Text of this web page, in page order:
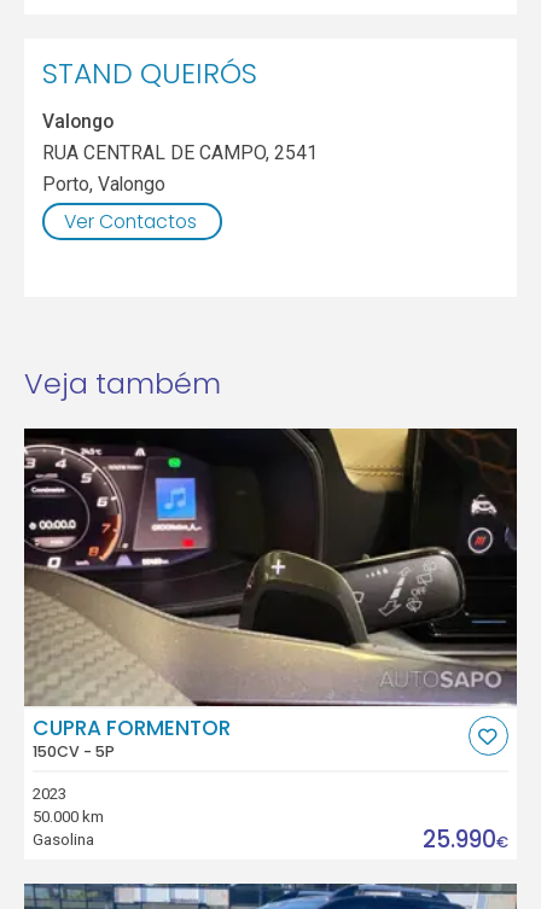
STAND QUEIRÓS
Valongo
RUA CENTRAL DE CAMPO, 2541
Porto,Valongo
Ver Contactos
Veja também
CUPRA FORMENTOR
150CV - 5P
2023
50.000 km
Gasolina
25.990€